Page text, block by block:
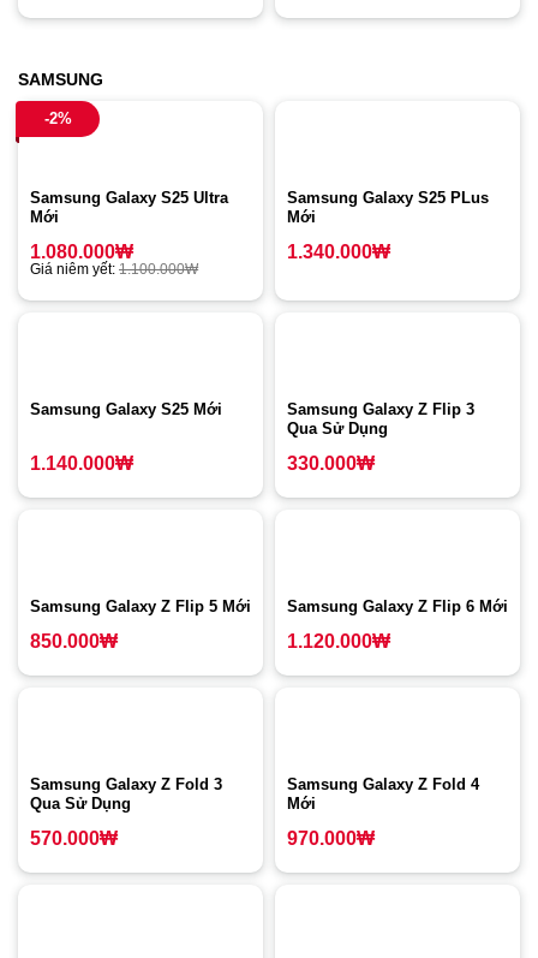
SAMSUNG
-2%
Samsung Galaxy S25 Ultra
Mới
1.080.000₩
Giá niêm yết: 1.100.000₩
Samsung Galaxy S25 PLus
Mới
1.340.000₩
Samsung Galaxy S25 Mới
1.140.000₩
Samsung Galaxy Z Flip 3
Qua Sử Dụng
330.000₩
Samsung Galaxy Z Flip 5 Mới
850.000₩
Samsung Galaxy Z Flip 6 Mới
1.120.000₩
Samsung Galaxy Z Fold 3
Qua Sử Dụng
570.000₩
Samsung Galaxy Z Fold 4
Mới
970.000₩